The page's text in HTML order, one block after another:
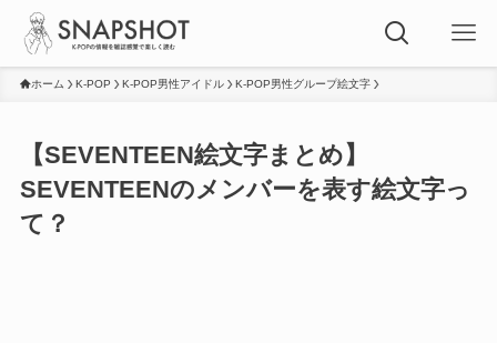
ホーム K-POP K-POP男性アイドル K-POP男性グループ絵文字
【SEVENTEEN絵文字まとめ】
SEVENTEENのメンバーを表す絵文字っ
て？